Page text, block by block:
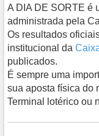
A DIA DE SORTE é
administrada pela
Os resultados
institucional da
publicados.
É sempre uma
sua aposta física do
Terminal lotérico ou